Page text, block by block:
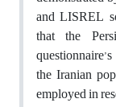
and LISREL
that the
the Iranian
employed in